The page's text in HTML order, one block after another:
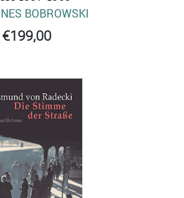
BOBROWSKI
€199,00